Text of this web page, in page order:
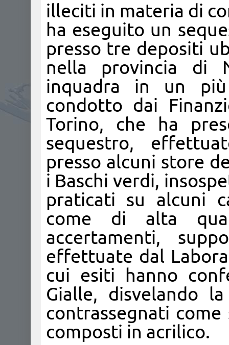
illeciti in materia di
ha eseguito un
presso tre depositi
nella provincia di
inquadra in un più
condotto dai
Torino, che ha
sequestro,
presso alcuni store
i Baschi verdi,
praticati su alcuni
come di alta
accertamenti,
effettuate dal
cui esiti hanno
Gialle, disvelando
contrassegnati
composti in acrilico.